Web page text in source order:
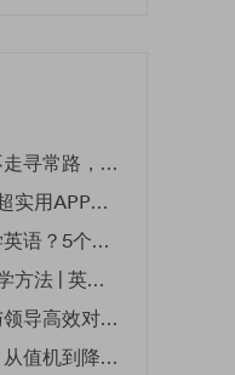
邪修式英语速成法：不走寻常路，英语战力狂飙！
高效背单词攻略：5款超实用APP推荐 | EF英孚教育
普通打工人如何高效学英语？5个实用技巧助你突破职场瓶颈
高效记忆单词的5大科学方法 | 英语学习必备技巧
职场沟通秘籍：如何与领导高效对话 | EF英孚职场指南
坐飞机必备英语指南：从值机到降落的全流程表达